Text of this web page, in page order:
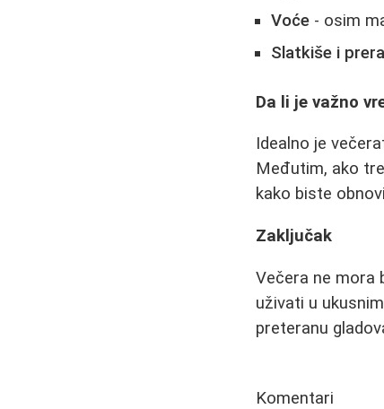
Voće - osim
Slatkiše i
Da li je važno
Idealno je
Međutim, ako
kako biste
Zaključak
Večera ne mora
uživati u
preteranu
Komentari